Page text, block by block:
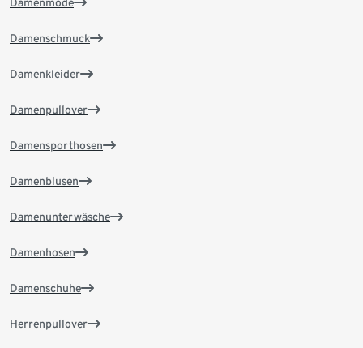
Damenmode
Damenschmuck
Damenkleider
Damenpullover
Damensporthosen
Damenblusen
Damenunterwäsche
Damenhosen
Damenschuhe
Herrenpullover